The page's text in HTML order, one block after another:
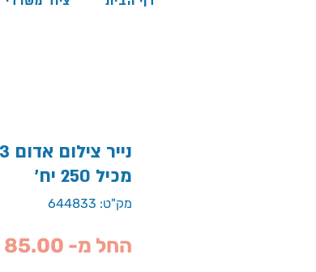
מכיל 250 יח'
מק"ט: 644833
החל מ- 85.00 ₪